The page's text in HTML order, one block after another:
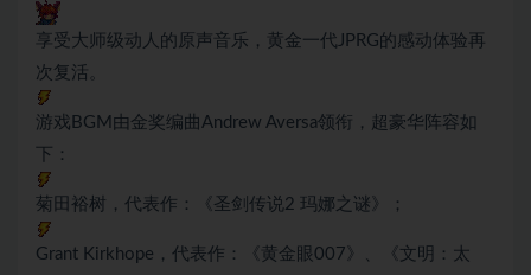
享受大师级动人的原声音乐，黄金一代JPRG的感动体验再
次复活。
游戏BGM由金奖编曲Andrew Aversa领衔，超豪华阵容如
下：
菊田裕树，代表作：《圣剑传说2 玛娜之谜》；
Grant Kirkhope，代表作：《黄金眼007》、《文明：太